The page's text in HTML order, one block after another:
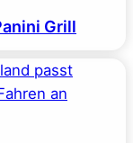
Grill